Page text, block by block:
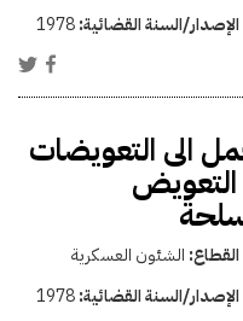
السنة القضائية:1978
الى التعويضات
الشئون العسكرية
السنة القضائية:1978